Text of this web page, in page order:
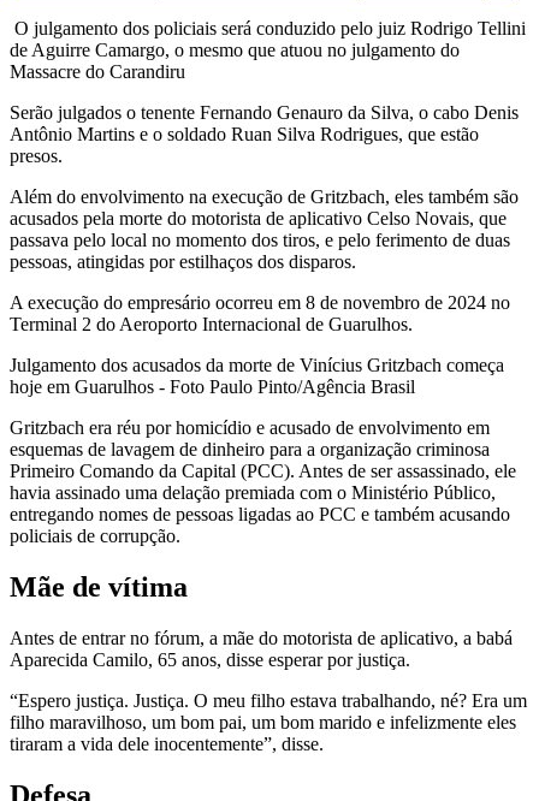
O julgamento dos policiais será conduzido pelo juiz Rodrigo Tellini
de Aguirre Camargo, o mesmo que atuou no julgamento do
Massacre do Carandiru
Serão julgados o tenente Fernando Genauro da Silva, o cabo Denis
Antônio Martins e o soldado Ruan Silva Rodrigues, que estão
presos.
Além do envolvimento na execução de Gritzbach, eles também são
acusados pela morte do motorista de aplicativo Celso Novais, que
passava pelo local no momento dos tiros, e pelo ferimento de duas
pessoas, atingidas por estilhaços dos disparos.
A execução do empresário ocorreu em 8 de novembro de 2024 no
Terminal 2 do Aeroporto Internacional de Guarulhos.
Julgamento dos acusados da morte de Vinícius Gritzbach começa
hoje em Guarulhos - Foto Paulo Pinto/Agência Brasil
Gritzbach era réu por homicídio e acusado de envolvimento em
esquemas de lavagem de dinheiro para a organização criminosa
Primeiro Comando da Capital (PCC). Antes de ser assassinado, ele
havia assinado uma delação premiada com o Ministério Público,
entregando nomes de pessoas ligadas ao PCC e também acusando
policiais de corrupção.
Mãe de vítima
Antes de entrar no fórum, a mãe do motorista de aplicativo, a babá
Aparecida Camilo, 65 anos, disse esperar por justiça.
“Espero justiça. Justiça. O meu filho estava trabalhando, né? Era um
filho maravilhoso, um bom pai, um bom marido e infelizmente eles
tiraram a vida dele inocentemente”, disse.
Defesa